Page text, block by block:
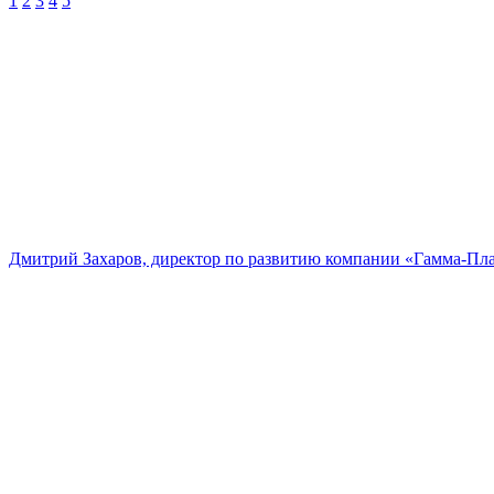
Дмитрий Захаров, директор по развитию компании «Гамма-